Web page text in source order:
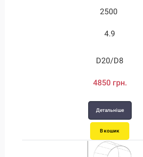
2500
4.9
D20/D8
4850 грн.
Детальніше
В кошик